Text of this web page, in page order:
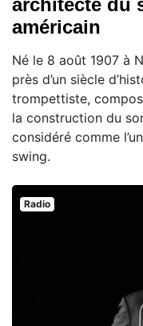
américain
Né le 8 août 1907 à
près d’un siècle
trompettiste,
la construction du
considéré comme
swing.
Radio